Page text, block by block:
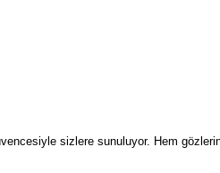
sizlere sunuluyor. Hem